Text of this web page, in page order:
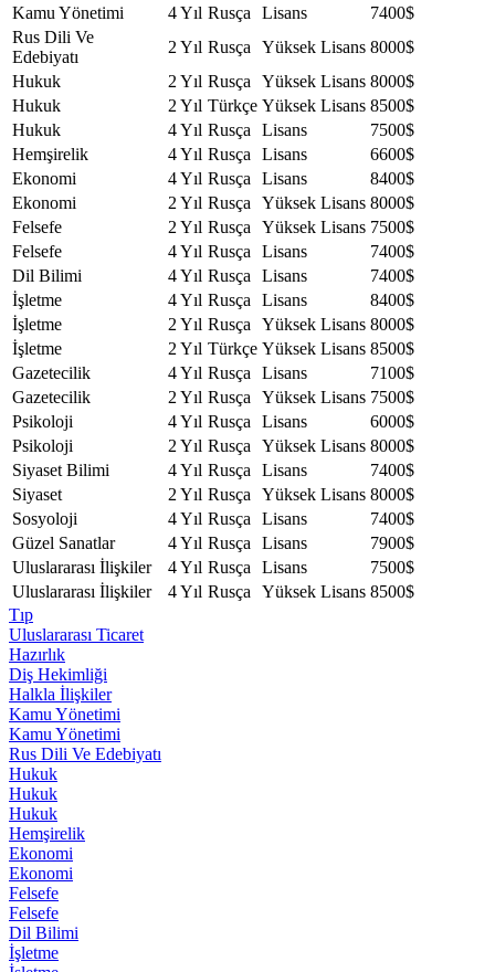
Kamu Yönetimi
4 Yıl Rusça Lisans
7400$
Rus Dili Ve
Edebiyatı
2 Yıl Rusça Yüksek Lisans 8000$
Hukuk
2 Yıl Rusça Yüksek Lisans 8000$
Hukuk
2 Yıl Türkçe Yüksek Lisans 8500$
Hukuk
4 Yıl Rusça Lisans
7500$
Hemşirelik
4 Yıl Rusça Lisans
6600$
Ekonomi
4 Yıl Rusça Lisans
8400$
Ekonomi
2 Yıl Rusça Yüksek Lisans 8000$
Felsefe
2 Yıl Rusça Yüksek Lisans 7500$
Felsefe
4 Yıl Rusça Lisans
7400$
Dil Bilimi
4 Yıl Rusça Lisans
7400$
İşletme
4 Yıl Rusça Lisans
8400$
İşletme
2 Yıl Rusça Yüksek Lisans 8000$
İşletme
2 Yıl Türkçe Yüksek Lisans 8500$
Gazetecilik
4 Yıl Rusça Lisans
7100$
Gazetecilik
2 Yıl Rusça Yüksek Lisans 7500$
Psikoloji
4 Yıl Rusça Lisans
6000$
Psikoloji
2 Yıl Rusça Yüksek Lisans 8000$
Siyaset Bilimi
4 Yıl Rusça Lisans
7400$
Siyaset
2 Yıl Rusça Yüksek Lisans 8000$
Sosyoloji
4 Yıl Rusça Lisans
7400$
Güzel Sanatlar
4 Yıl Rusça Lisans
7900$
Uluslararası İlişkiler
4 Yıl Rusça Lisans
7500$
Uluslararası İlişkiler
4 Yıl Rusça Yüksek Lisans 8500$
Tıp
Uluslararası Ticaret
Hazırlık
Diş Hekimliği
Halkla İlişkiler
Kamu Yönetimi
Kamu Yönetimi
Rus Dili Ve Edebiyatı
Hukuk
Hukuk
Hukuk
Hemşirelik
Ekonomi
Ekonomi
Felsefe
Felsefe
Dil Bilimi
İşletme